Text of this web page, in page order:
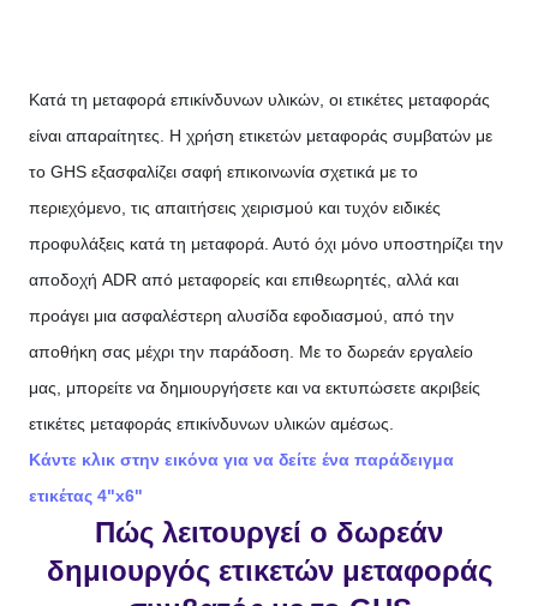
Κατά τη μεταφορά επικίνδυνων υλικών, οι ετικέτες μεταφοράς
είναι απαραίτητες. Η χρήση ετικετών μεταφοράς συμβατών με
το GHS εξασφαλίζει σαφή επικοινωνία σχετικά με το
περιεχόμενο, τις απαιτήσεις χειρισμού και τυχόν ειδικές
προφυλάξεις κατά τη μεταφορά. Αυτό όχι μόνο υποστηρίζει την
αποδοχή ADR από μεταφορείς και επιθεωρητές, αλλά και
προάγει μια ασφαλέστερη αλυσίδα εφοδιασμού, από την
αποθήκη σας μέχρι την παράδοση. Με το δωρεάν εργαλείο
μας, μπορείτε να δημιουργήσετε και να εκτυπώσετε ακριβείς
ετικέτες μεταφοράς επικίνδυνων υλικών αμέσως.
Κάντε κλικ στην εικόνα για να δείτε ένα παράδειγμα
ετικέτας 4"x6"
Πώς λειτουργεί ο δωρεάν
δημιουργός ετικετών μεταφοράς